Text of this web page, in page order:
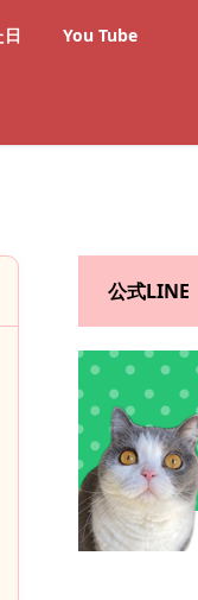
You Tube
公式LINE